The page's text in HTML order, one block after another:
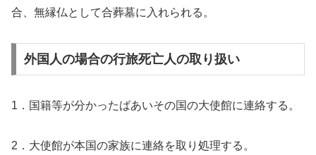
合、無縁仏として合葬墓に入れられる。
外国人の場合の行旅死亡人の取り扱い
1．国籍等が分かったばあいその国の大使館に連絡する。
2．大使館が本国の家族に連絡を取り処理する。